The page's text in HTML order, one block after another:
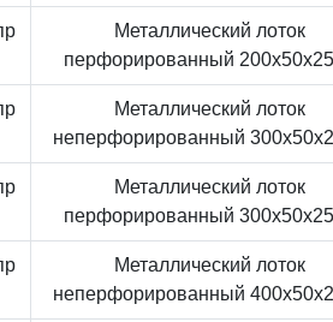
Металлический лоток
перфорированный
Металлический лоток
неперфорированный
Металлический лоток
перфорированный
Металлический лоток
неперфорированный